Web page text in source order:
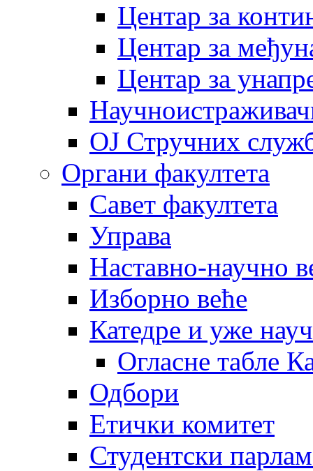
Центар за
Центар за
Центар за
OJ Стручних
Органи факултета
Савет факултета
Управа
Наставно-научно
Изборно веће
Катедре и уже
Огласне табле
Одбори
Етички комитет
Студентски